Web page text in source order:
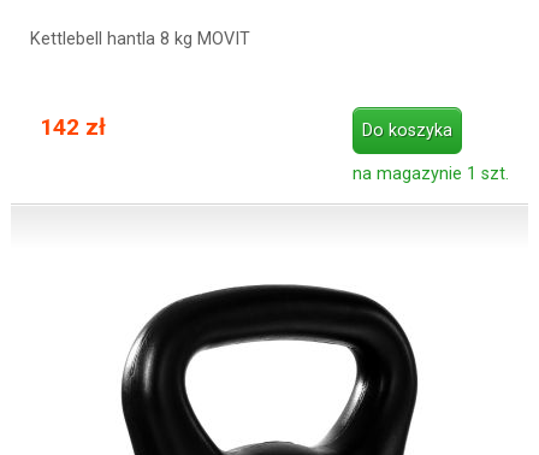
Kettlebell hantla 8 kg MOVIT
142 zł Do koszyka
na magazynie 1 szt.